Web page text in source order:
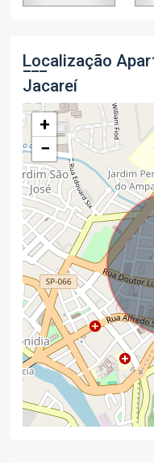
Localização
Jacareí
+
−